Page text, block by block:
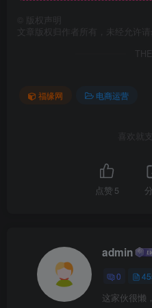
版权声明
文章版权归作者所有，未经允许请
福缘网 电商运营
喜欢就
点赞 5
admin
0
这家伙很懒